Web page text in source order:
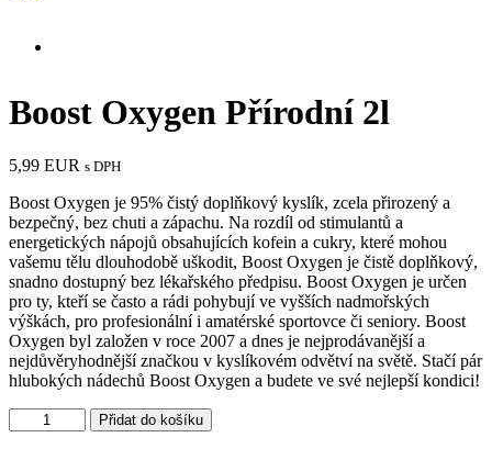
Boost Oxygen Přírodní 2l
5,99 EUR s DPH
Boost Oxygen je 95% čistý doplňkový kyslík, zcela přirozený a
bezpečný, bez chuti a zápachu. Na rozdíl od stimulantů a
energetických nápojů obsahujících kofein a cukry, které mohou
vašemu tělu dlouhodobě uškodit, Boost Oxygen je čistě doplňkový,
snadno dostupný bez lékařského předpisu. Boost Oxygen je určen
pro ty, kteří se často a rádi pohybují ve vyšších nadmořských
výškách, pro profesionální i amatérské sportovce či seniory. Boost
Oxygen byl založen v roce 2007 a dnes je nejprodávanější a
nejdůvěryhodnější značkou v kyslíkovém odvětví na světě. Stačí pár
hlubokých nádechů Boost Oxygen a budete ve své nejlepší kondici!
Boost
Oxygen
Přidat do košíku